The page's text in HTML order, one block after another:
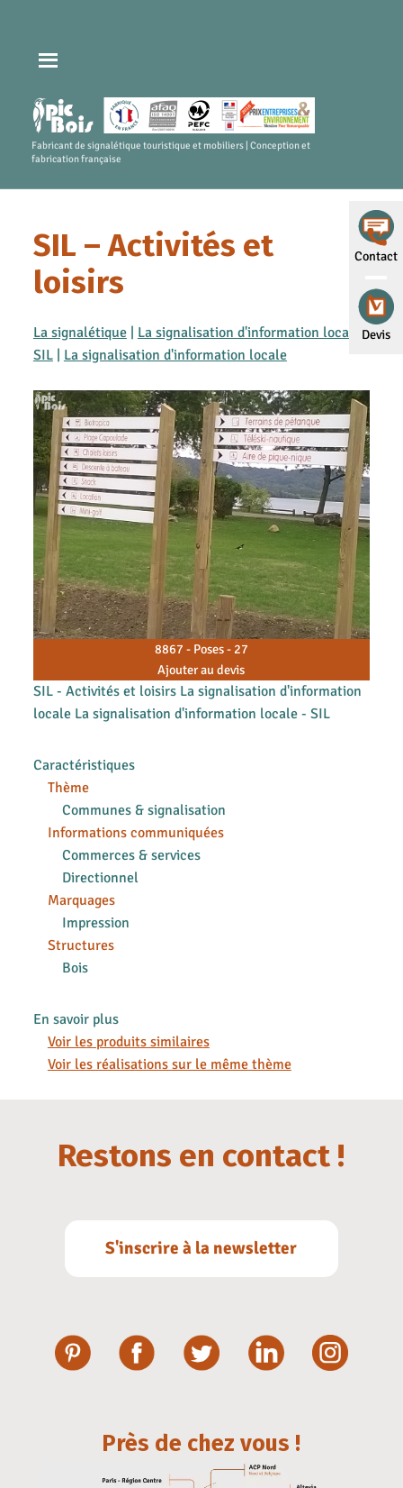
Contact
Devis
Fabricant de signalétique touristique et mobiliers | Conception et
fabrication française
SIL – Activités et
loisirs
La signalétique| La signalisation d'information locale -
SIL| La signalisation d'information locale
8867 - Poses - 27
Ajouter au devis
SIL - Activités et loisirs La signalisation d'information
locale La signalisation d'information locale - SIL
Caractéristiques
Thème
Communes & signalisation
Informations communiquées
Commerces & services
Directionnel
Marquages
Impression
Structures
Bois
En savoir plus
Voir les produits similaires
Voir les réalisations sur le même thème
Restons en contact !
S'inscrire à la newsletter
Près de chez vous !